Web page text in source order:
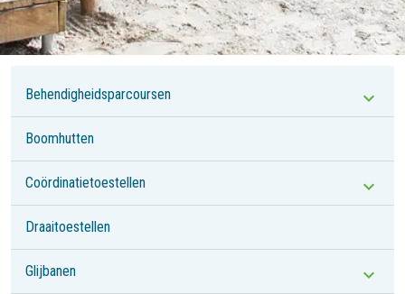
Behendigheidsparcoursen
Boomhutten
Coördinatietoestellen
Draaitoestellen
Glijbanen